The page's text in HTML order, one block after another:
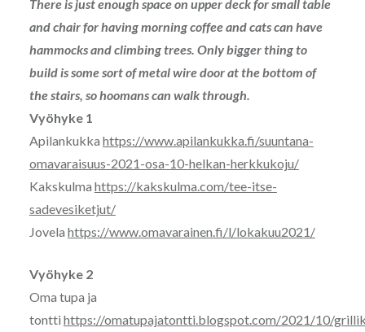
There is just enough space on upper deck for small table
and chair for having morning coffee and cats can have
hammocks and climbing trees. Only bigger thing to
build is some sort of metal wire door at the bottom of
the stairs, so hoomans can walk through.
Vyöhyke 1
Apilankukka https://www.apilankukka.fi/suuntana-
omavaraisuus-2021-osa-10-helkan-herkkukoju/
Kakskulma https://kakskulma.com/tee-itse-
sadevesiketjut/
Jovela https://www.omavarainen.fi/l/lokakuu2021/
Vyöhyke 2
Oma tupa ja
tontti https://omatupajatontti.blogspot.com/2021/10/